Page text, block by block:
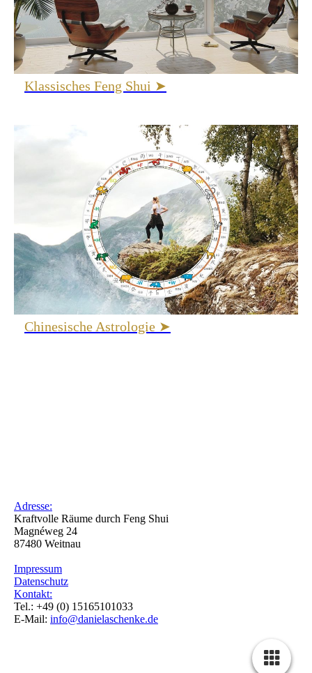
Klassisches Feng Shui ➤
Chinesische Astrologie ➤
Adresse:
Kraftvolle Räume durch Feng Shui
Magnéweg 24
87480 Weitnau
Impressum
Datenschutz
Kontakt:
Tel.: +49 (0) 15165101033
E-Mail: info@danielaschenke.de